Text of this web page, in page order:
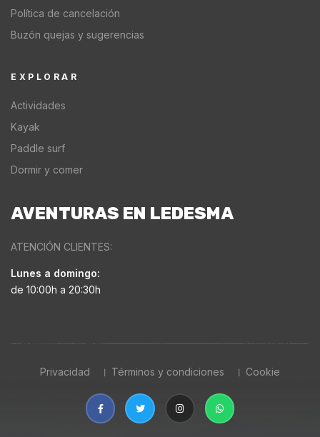
EXPLORAR
Actividades
Kayak
Paddle surf
Dormir y comer
Política de cancelación
Buzón quejas y sugerencias
AVENTURAS EN LEDESMA
ATENCIÓN CLIENTES:
Lunes a domingo:
de 10:00h a 20:30h
Privacidad Términos y condiciones Cookie